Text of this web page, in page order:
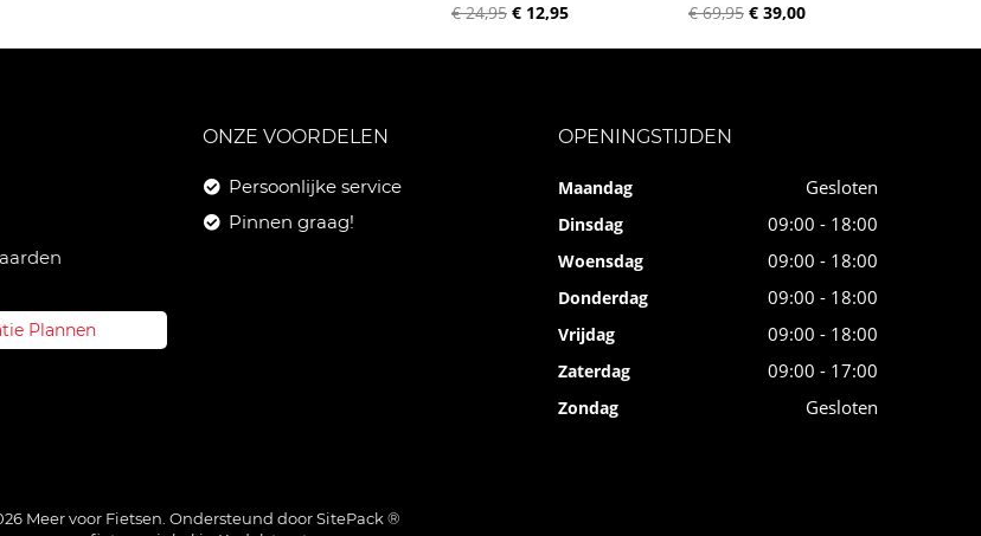
€ 24,95 € 12,95 € 69,95 € 39,00
Plannen
ONZE VOORDELEN
Persoonlijke service
Pinnen graag!
OPENINGSTIJDEN
Maandag Gesloten
Dinsdag 09:00 - 18:00
Woensdag 09:00 - 18:00
Donderdag 09:00 - 18:00
Vrijdag 09:00 - 18:00
Zaterdag 09:00 - 17:00
Zondag Gesloten
Meer voor Fietsen. Ondersteund doorSitePack ®